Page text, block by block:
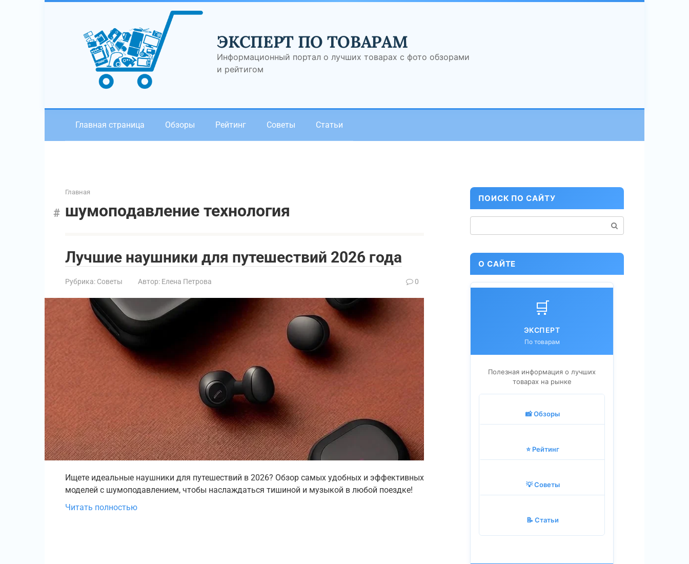
ЭКСПЕРТ ПО ТОВАРАМ
Информационный портал о лучших товарах с фото обзорами
и рейтигом
Главная страница Обзоры Рейтинг Советы Статьи
Главная
шумоподавление технология
Лучшие наушники для путешествий 2026 года
Рубрика: Советы Автор: Елена Петрова 0
Ищете идеальные наушники для путешествий в 2026? Обзор самых удобных и эффективных
моделей с шумоподавлением, чтобы наслаждаться тишиной и музыкой в любой поездке!
Читать полностью
ПОИСК ПО САЙТУ
О САЙТЕ
🛒
ЭКСПЕРТ
По товарам
Полезная информация о лучших
товарах на рынке
📸 Обзоры
⭐ Рейтинг
💡 Советы
📝 Статьи